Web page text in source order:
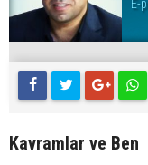
E-
Kavramlar ve Ben